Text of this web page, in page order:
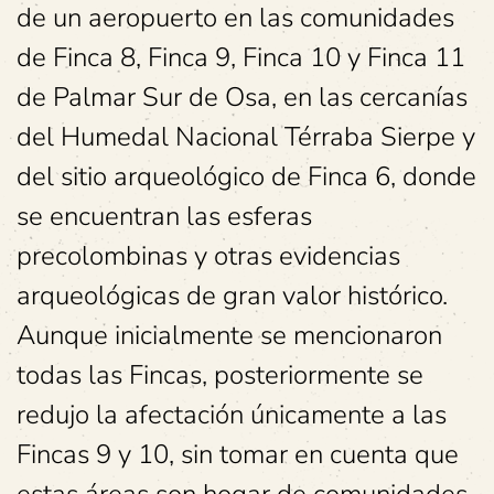
de un aeropuerto en las comunidades
de Finca 8, Finca 9, Finca 10 y Finca 11
de Palmar Sur de Osa, en las cercanías
del Humedal Nacional Térraba Sierpe y
del sitio arqueológico de Finca 6, donde
se encuentran las esferas
precolombinas y otras evidencias
arqueológicas de gran valor histórico.
Aunque inicialmente se mencionaron
todas las Fincas, posteriormente se
redujo la afectación únicamente a las
Fincas 9 y 10, sin tomar en cuenta que